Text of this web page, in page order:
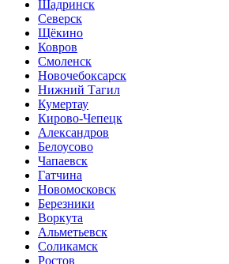
Шадринск
Северск
Щёкино
Ковров
Смоленск
Новочебоксарск
Нижний Тагил
Кумертау
Кирово-Чепецк
Александров
Белоусово
Чапаевск
Гатчина
Новомосковск
Березники
Воркута
Альметьевск
Соликамск
Ростов